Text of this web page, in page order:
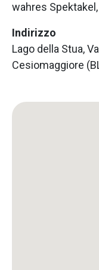
wahres
Indirizzo
Lago della Stua,
Cesiomaggiore